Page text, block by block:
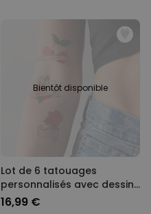
Bientôt disponible
Lot de 6 tatouages
personnalisés avec dessins
rétros et texte
16,99 €